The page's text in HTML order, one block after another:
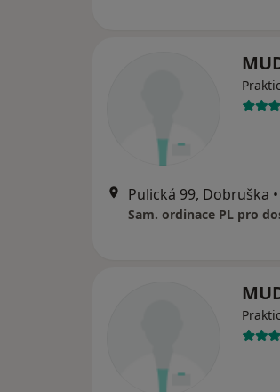
Pulická 99, Dobruška •
Sam. ordinace PL pro